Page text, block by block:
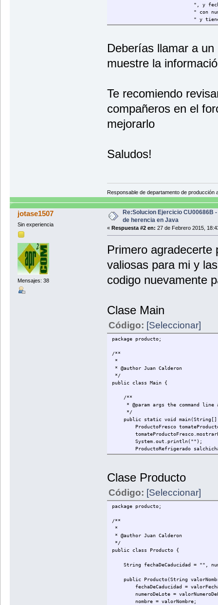
", y fecha de envasadado
" con numero de lote
" y tiene como pais de
Deberías llamar a
muestre la
Te recomiendo
compañeros en el
mejorarlo
Saludos!
Responsable de departamento de producción
jotase1507
Sin experiencia
Mensajes: 38
Re:Solucion Ejercicio CU00686B
de herencia en Java
« Respuesta #2 en: 27 de Febrero 2015,
Primero agradecerte
valiosas para mi y
codigo nuevamente
Clase Main
Código: [Seleccionar]
package producto;
/**
*
* @author Juan Calderon
*/
public class Main {
/**
* @param args the command line
*/
public static void main(String[]
ProductoFresco
System.out.println("");
ProductoRefrigerado
}
Clase Producto
Código: [Seleccionar]
package producto;
/**
*
* @author Juan Calderon
*/
public class Producto {
String fechaDeCaducidad = "",
public Producto(String
fechaDeCaducidad =
numeroDeLote =
nombre = valorNombre;